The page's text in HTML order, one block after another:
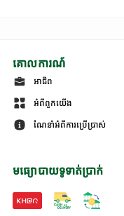
គោលការណ៍
អាជីព
អំពីពួកយើង
ណែនាំអំពីការប្រើប្រាស់
មធ្យោបាយទូទាត់ប្រាក់